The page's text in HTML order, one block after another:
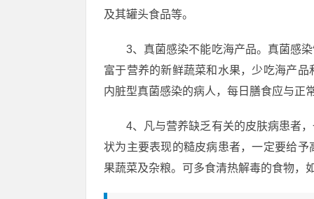
及其罐头食品等。
3、真菌感染不能吃海产品。真菌感
富于营养的新鲜蔬菜和水果，少吃海产
内脏型真菌感染的病人，每日膳食应与正
4、凡与营养缺乏有关的皮肤病患者
状为主要表现的糙皮病患者，一定要给
果蔬菜及杂粮。可多食清热解毒的食物，